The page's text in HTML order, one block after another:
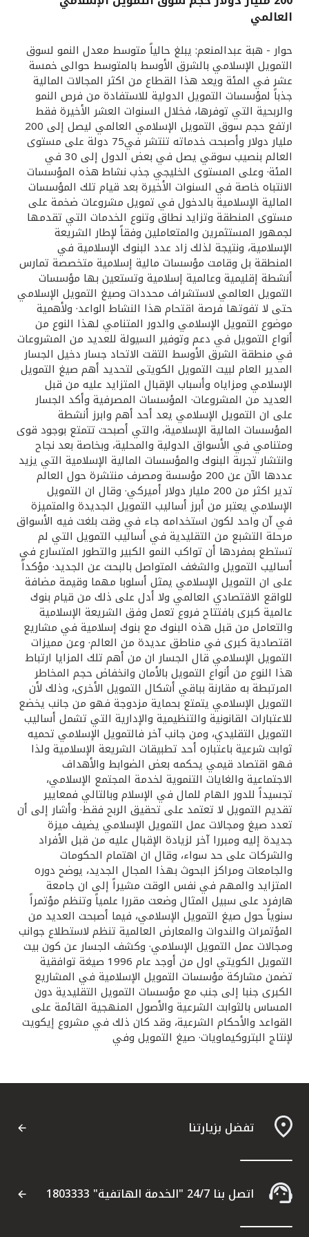
القنوات المصرفية
أدوات وخدمات
خدمات ما بعد البيع
اتصل بنا
مواقع الفروع وأجهزة الصرف الآلي
ألمانيا
ماليزيا
تركيا
مصر
المملكة المتحدة
مملكة البحرين
العالمي
حوار - هبة عبدالمنعم: يبلغ حالياً متوسط معدل النمو لسوق
التمويل الإسلامي بالشرق الأوسط بالمتوسط حوالى خمسة
عشر في المئة ويعد هذا القطاع من اكثر المجالات المالية
جذباً لمؤسسات التمويل الدولية للاستفادة من فرص النمو
والربحية التي توفرها، فخلال السنوات العشر الأخيرة فقط
ارتفع حجم سوق التمويل الإسلامي العالمي ليصل إلى 200
مليار دولار وأصبحت خدماته تنتشر في75 دولة على مستوى
العالم بنصيب سوقي يصل في بعض الدول إلى 30 في
المئة· وعلى المستوى الخليجي جذب نشاط هذه المؤسسات
الانتباه خاصة في السنوات الأخيرة بعد قيام تلك المؤسسات
المالية الإسلامية بالدخول في تمويل مشروعات ضخمة على
مستوى المنطقة وتزايد نطاق وتنوع الخدمات التي تقدمها
لجمهور المستثمرين والمتعاملين وفقاً لإطار الشريعة
الإسلامية، ونتيجة لذلك زاد عدد البنوك الإسلامية في
المنطقة بل وقامت مؤسسات مالية إسلامية متخصصة تمارس
أنشطة إقليمية وعالمية إسلامية وتستعين بها مؤسسات
التمويل العالمي لاستشراف محددات وصيغ التمويل الإسلامي
حتى لا تفوتها فرصة اقتحام هذا النشاط الواعد· ولأهمية
موضوع التمويل الإسلامي والدور المتنامي لهذا النوع من
أنواع التمويل في دعم وتوفير السيولة للعديد من المشروعات
في منطقة الشرق الأوسط التقت الاتحاد جسار دخيل الجسار
المدير العام لبيت التمويل الكويتى لتحديد أهم صيغ التمويل
الإسلامي ومزاياه وأسباب الإقبال المتزايد عليه من قبل
العديد من المشروعات· المؤسسات المصرفية وأكد الجسار
على ان التمويل الإسلامي يعد أحد أهم وابرز أنشطة
المؤسسات المالية الإسلامية، والتي أصبحت تتمتع بوجود قوى
ومتنامي في الأسواق الدولية والمحلية، وبخاصة بعد نجاح
وانتشار تجربة البنوك والمؤسسات المالية الإسلامية التي يزيد
عددها الآن عن 200 مؤسسة ومصرف منتشرة حول العالم
تدير اكثر من 200 مليار دولار أميركي· وقال ان التمويل
الإسلامي يعتبر من أبرز أساليب التمويل الجديدة والمتميزة
في آن واحد لكون استخدامه جاء في وقت بلغت فيه الأسواق
مرحلة التشبع من التقليدية في أساليب التمويل التي لم
تستطع بمفردها أن تواكب النمو الكبير والتطور المتسارع في
أساليب التمويل والشغف المتواصل بالبحث عن الجديد· مؤكداً
على ان التمويل الإسلامي يمثل أسلوبا مهما وقيمة مضافة
للواقع الاقتصادي العالمي ولا أدل على ذلك من قيام بنوك
عالمية كبرى بافتتاح فروع تعمل وفق الشريعة الإسلامية
والتعامل من قبل هذه البنوك مع بنوك إسلامية في مشاريع
اقتصادية كبرى في مناطق عديدة من العالم· وعن مميزات
التمويل الإسلامي قال الجسار ان من أهم تلك المزايا ارتباط
هذا النوع من أنواع التمويل بالأمان وانخفاض حجم المخاطر
المرتبطة به مقارنة بباقي أشكال التمويل الأخرى، وذلك لأن
التمويل الإسلامي يتمتع بحماية مزدوجة فهو من جانب يخضع
للاعتبارات القانونية والتنظيمية والإدارية التي تشمل أساليب
التمويل التقليدي، ومن جانب آخر فالتمويل الإسلامي تحميه
ثوابت شرعية باعتباره أحد تطبيقات الشريعة الإسلامية ولذا
فهو اقتصاد قيمي يحكمه بعض الضوابط والأهداف
الاجتماعية والغايات التنموية لخدمة المجتمع الإسلامي،
تجسيداً للدور الهام للمال في الإسلام وبالتالي فمعايير
تقديم التمويل لا تعتمد على تحقيق الربح فقط· وأشار إلى أن
تعدد صيغ ومجالات عمل التمويل الإسلامي يضيف ميزة
جديدة إليه ومبررا آخر لزيادة الإقبال عليه من قبل الأفراد
والشركات على حد سواء، وقال ان اهتمام الحكومات
والجامعات ومراكز البحوث بهذا المجال الجديد، يوضح دوره
المتزايد والمهم في نفس الوقت مشيراً إلى ان جامعة
هارفرد على سبيل المثال وضعت مقررا علمياً وتنظم مؤتمراً
سنوياً حول صيغ التمويل الإسلامي، فيما أصبحت العديد من
المؤتمرات والندوات والمعارض العالمية تنظم لاستطلاع جوانب
ومجالات عمل التمويل الإسلامي· وكشف الجسار عن كون بيت
التمويل الكويتي اول من أوجد عام 1996 صيغة توافقية
تضمن مشاركة مؤسسات التمويل الإسلامية في المشاريع
الكبرى جنبا إلى جنب مع مؤسسات التمويل التقليدية دون
المساس بالثوابت الشرعية والأصول المنهجية القائمة على
القواعد والأحكام الشرعية، وقد كان ذلك في مشروع إيكويت
لإنتاج البتروكيماويات· صيغ التمويل وفي
تفضل بزيارتنا
اتصل بنا 24/7 "الخدمة الهاتفية" 1803333